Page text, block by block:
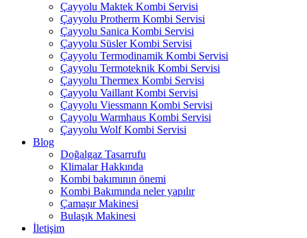
Çayyolu Maktek Kombi Servisi
Çayyolu Protherm Kombi Servisi
Çayyolu Sanica Kombi Servisi
Çayyolu Süsler Kombi Servisi
Çayyolu Termodinamik Kombi Servisi
Çayyolu Termoteknik Kombi Servisi
Çayyolu Thermex Kombi Servisi
Çayyolu Vaillant Kombi Servisi
Çayyolu Viessmann Kombi Servisi
Çayyolu Warmhaus Kombi Servisi
Çayyolu Wolf Kombi Servisi
Blog
Doğalgaz Tasarrufu
Klimalar Hakkında
Kombi bakımının önemi
Kombi Bakımında neler yapılır
Çamaşır Makinesi
Bulaşık Makinesi
İletişim